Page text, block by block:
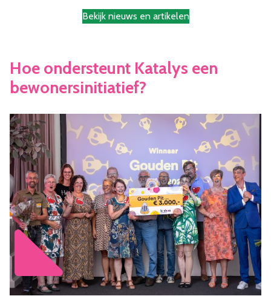
Bekijk nieuws en artikelen
Hoe ondersteunt Katalys een
bewonersinitiatief?